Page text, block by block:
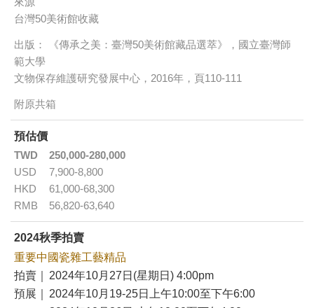
台灣50美術館收藏
出版： 《傳承之美：臺灣50美術館藏品選萃》，國立臺灣師
範大學
文物保存維護研究發展中心，2016年，頁110-111
附原共箱
預估價
TWD
250,000-280,000
USD
7,900-8,800
HKD
61,000-68,300
RMB
56,820-63,640
2024秋季拍賣
重要中國瓷雜工藝精品
拍賣｜
2024年10月27日(星期日) 4:00pm
預展｜
2024年10月19-25日上午10:00至下午6:00